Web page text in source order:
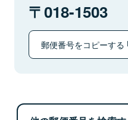
018-1503
郵便番号をコピーする